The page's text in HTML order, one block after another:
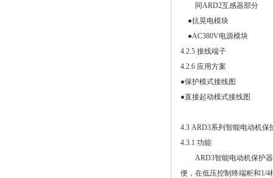
同ARD2互感器部分
●抗晃电模块
●AC380V电源模块
4.2.5 接线端子
4.2.6 应用方案
●保护模式接线图
●直接起动模式接线图
4.3 ARD3系列智能电动机保
4.3.1 功能
ARD3智能电动机保护器
便，在低压控制终端柜和1/